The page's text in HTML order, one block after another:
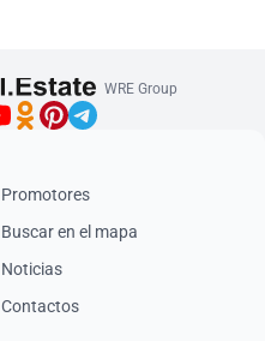
WRE Group
Promotores
Buscar en el mapa
Noticias
Contactos